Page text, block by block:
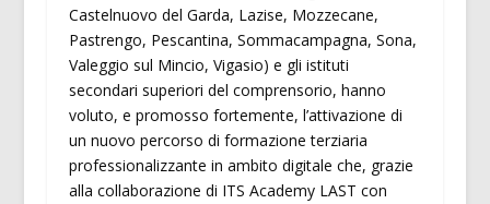
Castelnuovo del Garda, Lazise, Mozzecane,
Pastrengo, Pescantina, Sommacampagna, Sona,
Valeggio sul Mincio, Vigasio) e gli istituti
secondari superiori del comprensorio, hanno
voluto, e promosso fortemente, l’attivazione di
un nuovo percorso di formazione terziaria
professionalizzante in ambito digitale che, grazie
alla collaborazione di ITS Academy LAST con